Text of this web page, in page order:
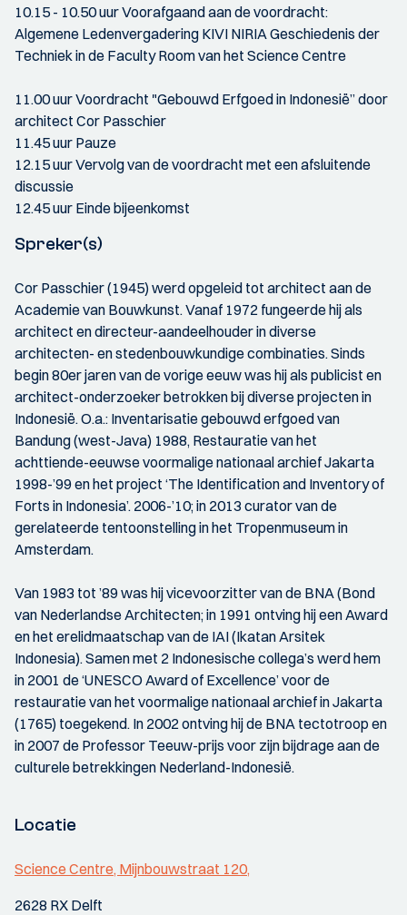
10.15 - 10.50 uur Voorafgaand aan de voordracht:
Algemene Ledenvergadering KIVI NIRIA Geschiedenis der
Techniek in de Faculty Room van het Science Centre
11.00 uur Voordracht "Gebouwd Erfgoed in Indonesië” door
architect Cor Passchier
11.45 uur Pauze
12.15 uur Vervolg van de voordracht met een afsluitende
discussie
12.45 uur Einde bijeenkomst
Spreker(s)
Cor Passchier (1945) werd opgeleid tot architect aan de
Academie van Bouwkunst. Vanaf 1972 fungeerde hij als
architect en directeur-aandeelhouder in diverse
architecten- en stedenbouwkundige combinaties. Sinds
begin 80er jaren van de vorige eeuw was hij als publicist en
architect-onderzoeker betrokken bij diverse projecten in
Indonesië. O.a.: Inventarisatie gebouwd erfgoed van
Bandung (west-Java) 1988, Restauratie van het
achttiende-eeuwse voormalige nationaal archief Jakarta
1998-’99 en het project ‘The Identification and Inventory of
Forts in Indonesia’. 2006-’10; in 2013 curator van de
gerelateerde tentoonstelling in het Tropenmuseum in
Amsterdam.
Van 1983 tot ’89 was hij vicevoorzitter van de BNA (Bond
van Nederlandse Architecten; in 1991 ontving hij een Award
en het erelidmaatschap van de IAI (Ikatan Arsitek
Indonesia). Samen met 2 Indonesische collega’s werd hem
in 2001 de ‘UNESCO Award of Excellence’ voor de
restauratie van het voormalige nationaal archief in Jakarta
(1765) toegekend. In 2002 ontving hij de BNA tectotroop en
in 2007 de Professor Teeuw-prijs voor zijn bijdrage aan de
culturele betrekkingen Nederland-Indonesië.
Locatie
Science Centre, Mijnbouwstraat 120,
2628 RX Delft